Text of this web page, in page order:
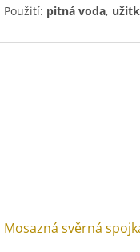
Použití: pitná voda,
Mosazná svěrná